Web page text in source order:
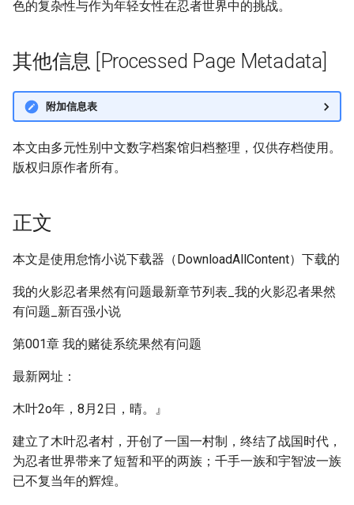
色的复杂性与作为年轻女性在忍者世界中的挑战。
其他信息 [Processed Page Metadata]
附加信息表
本文由多元性别中文数字档案馆归档整理，仅供存档使用。
版权归原作者所有。
正文
本文是使用怠惰小说下载器（DownloadAllContent）下载的
我的火影忍者果然有问题最新章节列表_我的火影忍者果然
有问题_新百强小说
第001章 我的赌徒系统果然有问题
最新网址：
木叶2o年，8月2日，晴。』
建立了木叶忍者村，开创了一国一村制，终结了战国时代，
为忍者世界带来了短暂和平的两族；千手一族和宇智波一族
已不复当年的辉煌。